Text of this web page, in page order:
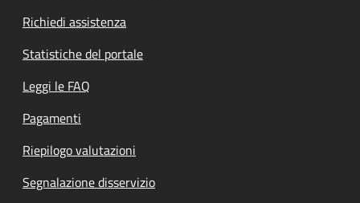
Richiedi assistenza
Statistiche del portale
Leggi le FAQ
Pagamenti
Riepilogo valutazioni
Segnalazione disservizio